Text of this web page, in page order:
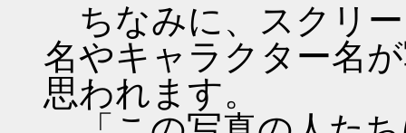
ちなみに、スクリ
名やキャラクター名
思われます。